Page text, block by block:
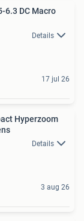
6.3 DC Macro
Details
17 jul 26
Hyperzoom
Details
3 aug 26